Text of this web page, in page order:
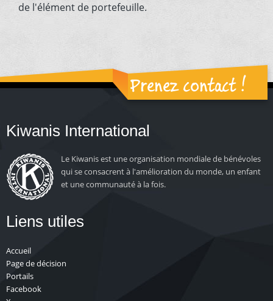
de l'élément de portefeuille.
Prenez contact !
Kiwanis International
Le Kiwanis est une organisation mondiale de bénévoles
qui se consacrent à l'amélioration du monde, un enfant
et une communauté à la fois.
Liens utiles
Accueil
Page de décision
Portails
Facebook